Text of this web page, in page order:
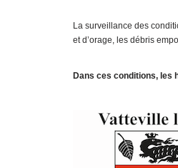
La surveillance des
et d’orage, les débris
Dans ces conditions, les